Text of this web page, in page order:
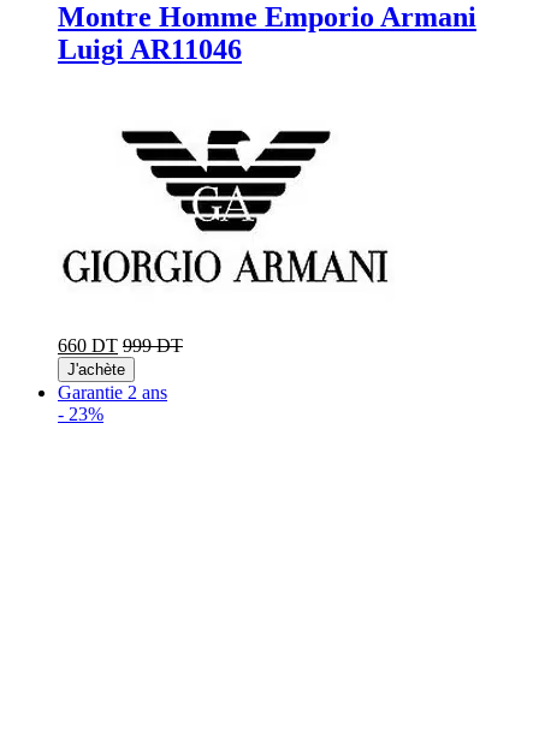
Montre Homme Emporio Armani
Luigi AR11046
660 DT 999 DT
J'achète
Garantie 2 ans
- 23%